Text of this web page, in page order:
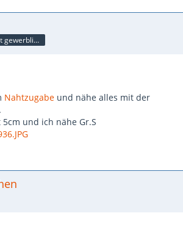
Mitglieder mit gewerblicher Verbindung, auch als Mitarbeiter/in
Nahtzugabe und nähe alles mit der
und ich nähe Gr.S